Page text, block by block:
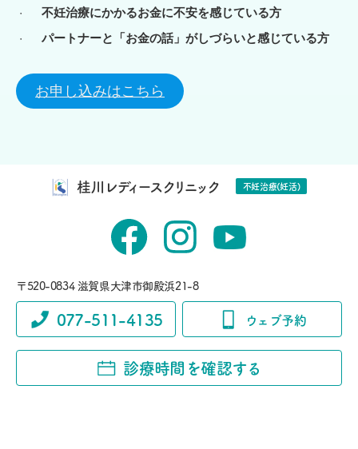
不妊治療にかかるお金に不安を感じている方
パートナーと「お金の話」がしづらいと感じている方
お申し込みはこちら
桂川レディースクリニック 不妊治療(妊活)
〒520-0834 滋賀県大津市御殿浜21-8
077-511-4135 ウェブ予約
診療時間を確認する